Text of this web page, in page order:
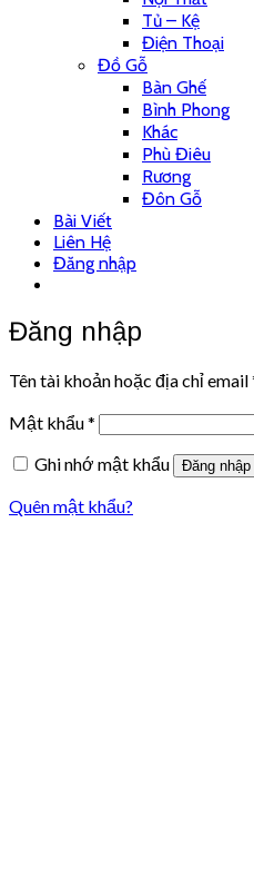
Tủ – Kệ
Điện Thoại
Đồ Gỗ
Bàn Ghế
Bình Phong
Khác
Phù Điêu
Rương
Đôn Gỗ
Bài Viết
Liên Hệ
Đăng nhập
Đăng nhập
Tên tài khoản hoặc địa chỉ email
Mật khẩu*
Ghi nhớ mật khẩu
Đăng nhập
Quên mật khẩu?